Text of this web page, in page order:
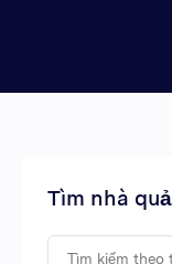
Tìm nhà